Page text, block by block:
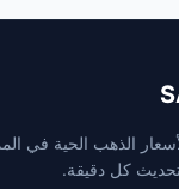
الذهب الحية في
تحديث كل دقيقة.